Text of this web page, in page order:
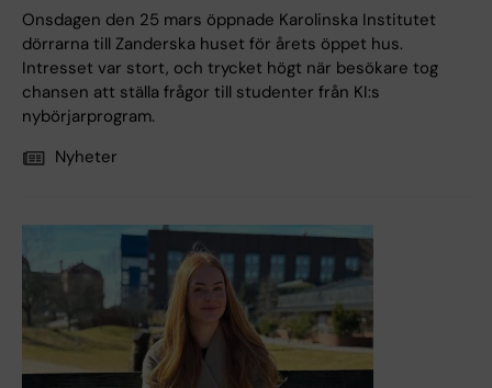
Onsdagen den 25 mars öppnade Karolinska Institutet
dörrarna till Zanderska huset för årets öppet hus.
Intresset var stort, och trycket högt när besökare tog
chansen att ställa frågor till studenter från KI:s
nybörjarprogram.
Nyheter